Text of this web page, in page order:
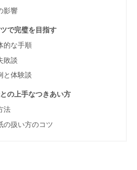
影響
で完璧を目指す
的な手順
敗談
と体験談
の上手なつきあい方
法
の扱い方のコツ